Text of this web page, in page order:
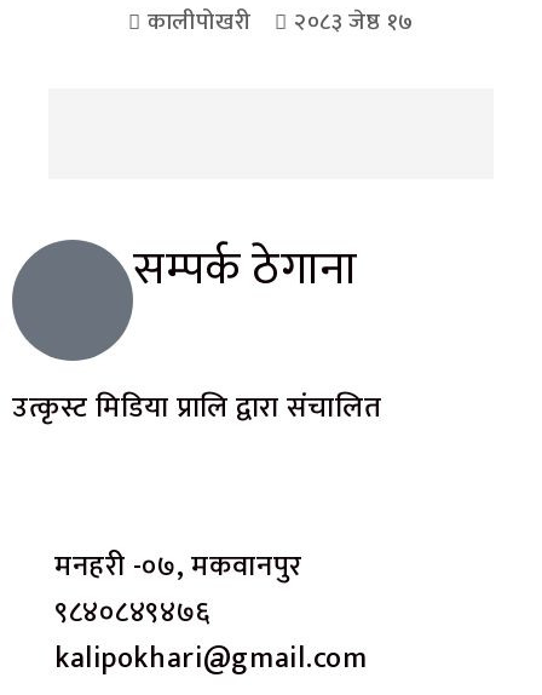
कालीपोखरी २०८३ जेष्ठ १७
सम्पर्क ठेगाना
उत्कृस्ट मिडिया प्रालि द्वारा संचालित
मनहरी -०७, मकवानपुर
९८४०८४९४७६
kalipokhari@gmail.com